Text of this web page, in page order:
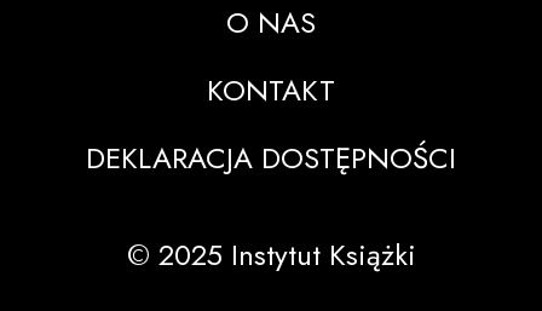
O NAS
KONTAKT
DEKLARACJA DOSTĘPNOŚCI
© 2025 Instytut Książki